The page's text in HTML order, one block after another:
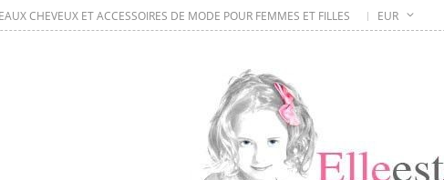
CHEVEUX ET ACCESSOIRES DE MODE POUR FEMMES ET FILLES EUR